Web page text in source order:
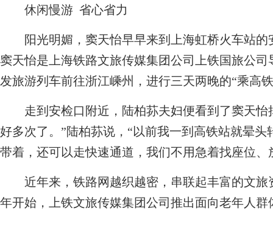
休闲慢游 省心省力
阳光明媚，窦天怡早早来到上海虹桥火车站的
窦天怡是上海铁路文旅传媒集团公司上铁国旅公
发旅游列车前往浙江嵊州，进行三天两晚的“乘高
走到安检口附近，陆柏荪夫妇便看到了窦天怡
好多次了。”陆柏荪说，“以前我一到高铁站就晕
带着，还可以走快速通道，我们不用急着找座位、
近年来，铁路网越织越密，串联起丰富的文旅
年开始，上铁文旅传媒集团公司推出面向老年人群